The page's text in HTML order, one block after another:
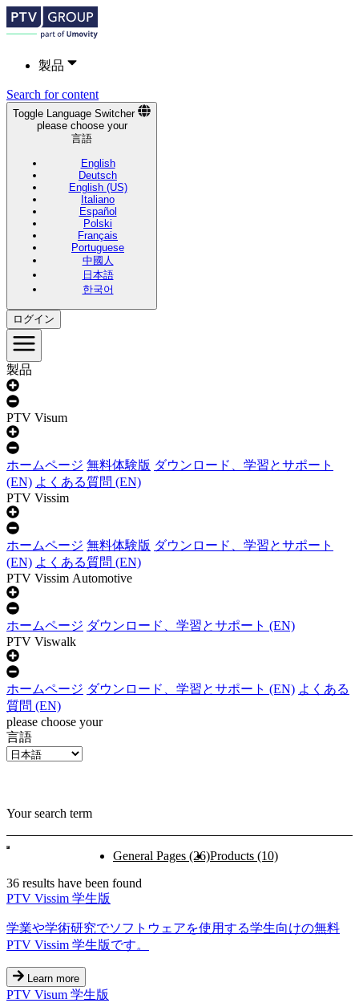
製品
Search for content
Toggle Language Switcher
please choose your
言語
English
Deutsch
English (US)
Italiano
Español
Polski
Français
Portuguese
中國人
日本語
한국어
ログイン
製品
PTV Visum
ホームページ 無料体験版 ダウンロード、学習とサポート
(EN) よくある質問 (EN)
PTV Vissim
ホームページ 無料体験版 ダウンロード、学習とサポート
(EN) よくある質問 (EN)
PTV Vissim Automotive
ホームページ ダウンロード、学習とサポート (EN)
PTV Viswalk
ホームページ ダウンロード、学習とサポート (EN) よくある
質問 (EN)
please choose your
言語
Your search term
General Pages (26)Products (10)
36 results have been found
PTV Vissim 学生版
学業や学術研究でソフトウェアを使用する学生向けの無料
PTV Vissim 学生版です。
Learn more
PTV Visum 学生版